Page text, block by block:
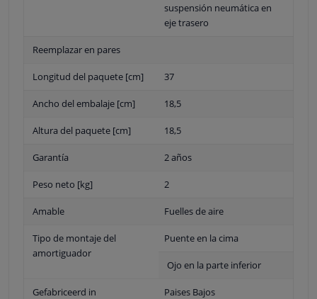
suspensión neumática en
eje trasero
Reemplazar en pares
Longitud del paquete [cm] 37
Ancho del embalaje [cm] 18,5
Altura del paquete [cm] 18,5
Garantía 2 años
Peso neto [kg] 2
Amable Fuelles de aire
Tipo de montaje del
amortiguador
Puente en la cima
Ojo en la parte inferior
Gefabriceerd in Paises Bajos